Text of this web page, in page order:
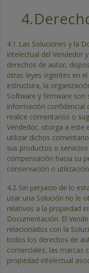
4.
4.1. Las Soluciones y la
intelectual del Vendedor
derechos de autor,
otras leyes vigentes en
estructura, la
Software y firmware son
información confidencial
realice comentarios o
Vendedor, otorga a este
utilizar dichos
sus productos o
compensación hacia su
conservación o
4.2. Sin perjuicio de lo
usar una Solución no le
relativos a la propiedad
Documentación. El
relacionados con la
todos los derechos de
comerciales, las marcas
propiedad intelectual